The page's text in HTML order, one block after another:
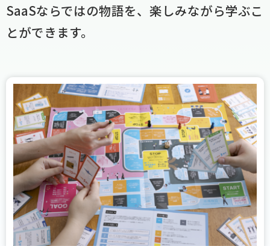
SaaSならではの物語を、楽しみながら学ぶこ
とができます。